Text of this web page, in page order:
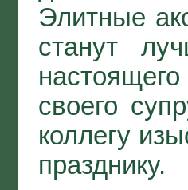
Элитные
станут
своего
коллегу
празднику.